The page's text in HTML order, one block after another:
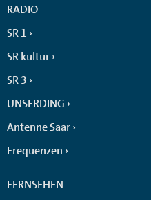
RADIO
SR 1
SR kultur
SR 3
UNSERDING
Antenne Saar
Frequenzen
FERNSEHEN